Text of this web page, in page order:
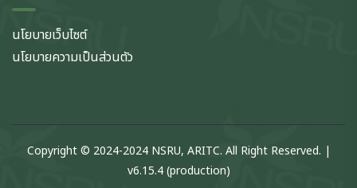
นโยบายเว็บไซต์
นโยบายความเป็นส่วนตัว
Copyright © 2024-2024 NSRU, ARITC. All Right Reserved. |
v6.15.4 (production)